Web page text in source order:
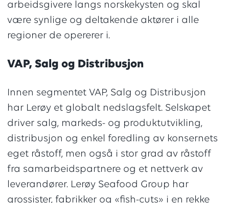
arbeidsgivere langs norskekysten og skal
være synlige og deltakende aktører i alle
regioner de opererer i.
VAP, Salg og Distribusjon
Innen segmentet VAP, Salg og Distribusjon
har Lerøy et globalt nedslagsfelt. Selskapet
driver salg, markeds- og produktutvikling,
distribusjon og enkel foredling av konsernets
eget råstoff, men også i stor grad av råstoff
fra samarbeidspartnere og et nettverk av
leverandører. Lerøy Seafood Group har
grossister, fabrikker og «fish-cuts» i en rekke